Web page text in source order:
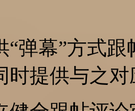
“弹幕”方式
时提供与之